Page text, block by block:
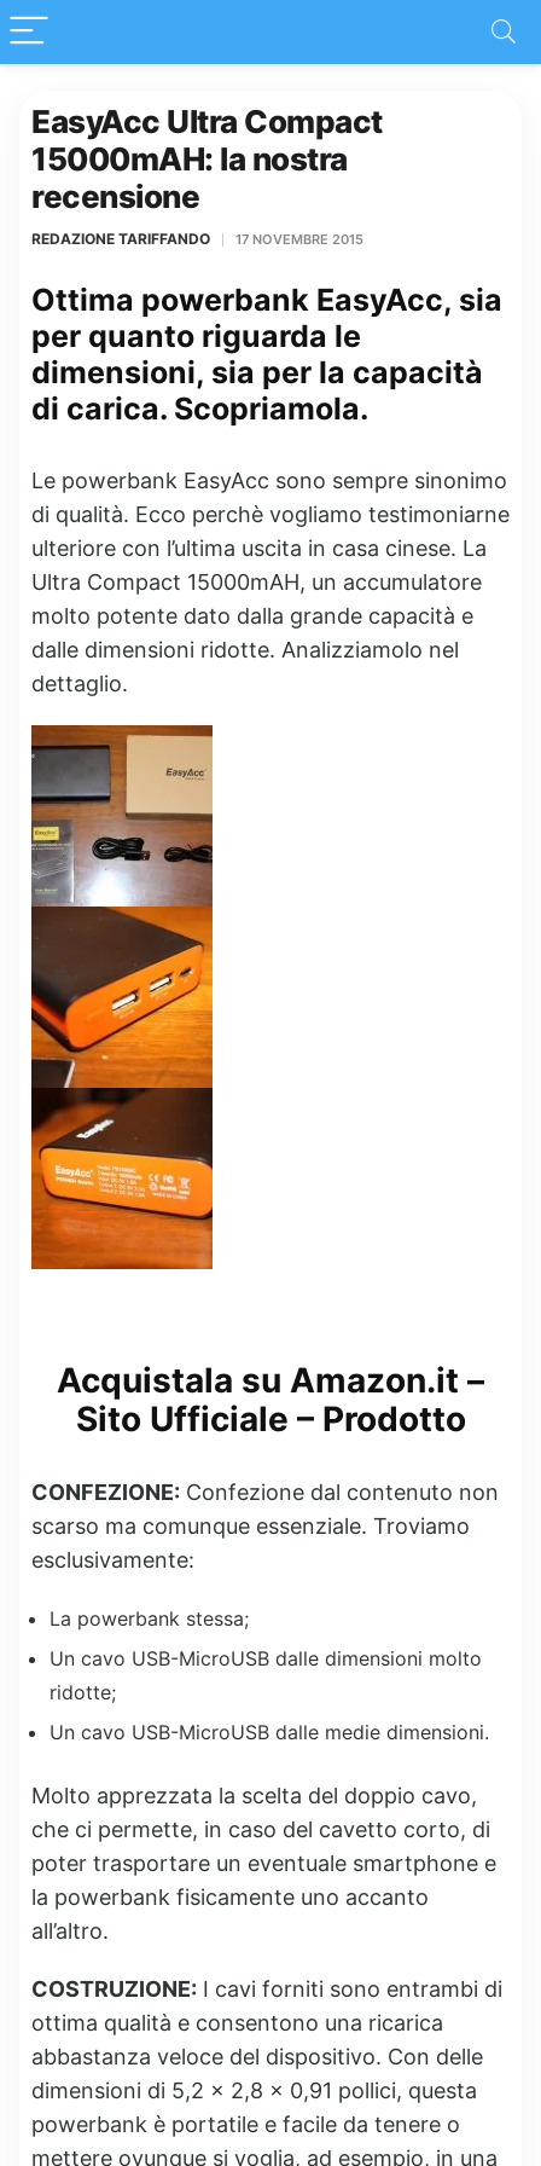
EasyAcc Ultra Compact
15000mAH: la nostra
recensione
REDAZIONE TARIFFANDO 17 NOVEMBRE 2015
Ottima powerbank EasyAcc, sia
per quanto riguarda le
dimensioni, sia per la capacità
di carica. Scopriamola.
Le powerbank EasyAcc sono sempre sinonimo
di qualità. Ecco perchè vogliamo testimoniarne
ulteriore con l’ultima uscita in casa cinese. La
Ultra Compact 15000mAH, un accumulatore
molto potente dato dalla grande capacità e
dalle dimensioni ridotte. Analizziamolo nel
dettaglio.
Acquistala su Amazon.it –
Sito Ufficiale – Prodotto
CONFEZIONE: Confezione dal contenuto non
scarso ma comunque essenziale. Troviamo
esclusivamente:
La powerbank stessa;
Un cavo USB-MicroUSB dalle dimensioni molto
ridotte;
Un cavo USB-MicroUSB dalle medie dimensioni.
Molto apprezzata la scelta del doppio cavo,
che ci permette, in caso del cavetto corto, di
poter trasportare un eventuale smartphone e
la powerbank fisicamente uno accanto
all’altro.
COSTRUZIONE: I cavi forniti sono entrambi di
ottima qualità e consentono una ricarica
abbastanza veloce del dispositivo. Con delle
dimensioni di 5,2 x 2,8 x 0,91 pollici, questa
powerbank è portatile e facile da tenere o
mettere ovunque si voglia, ad esempio, in una